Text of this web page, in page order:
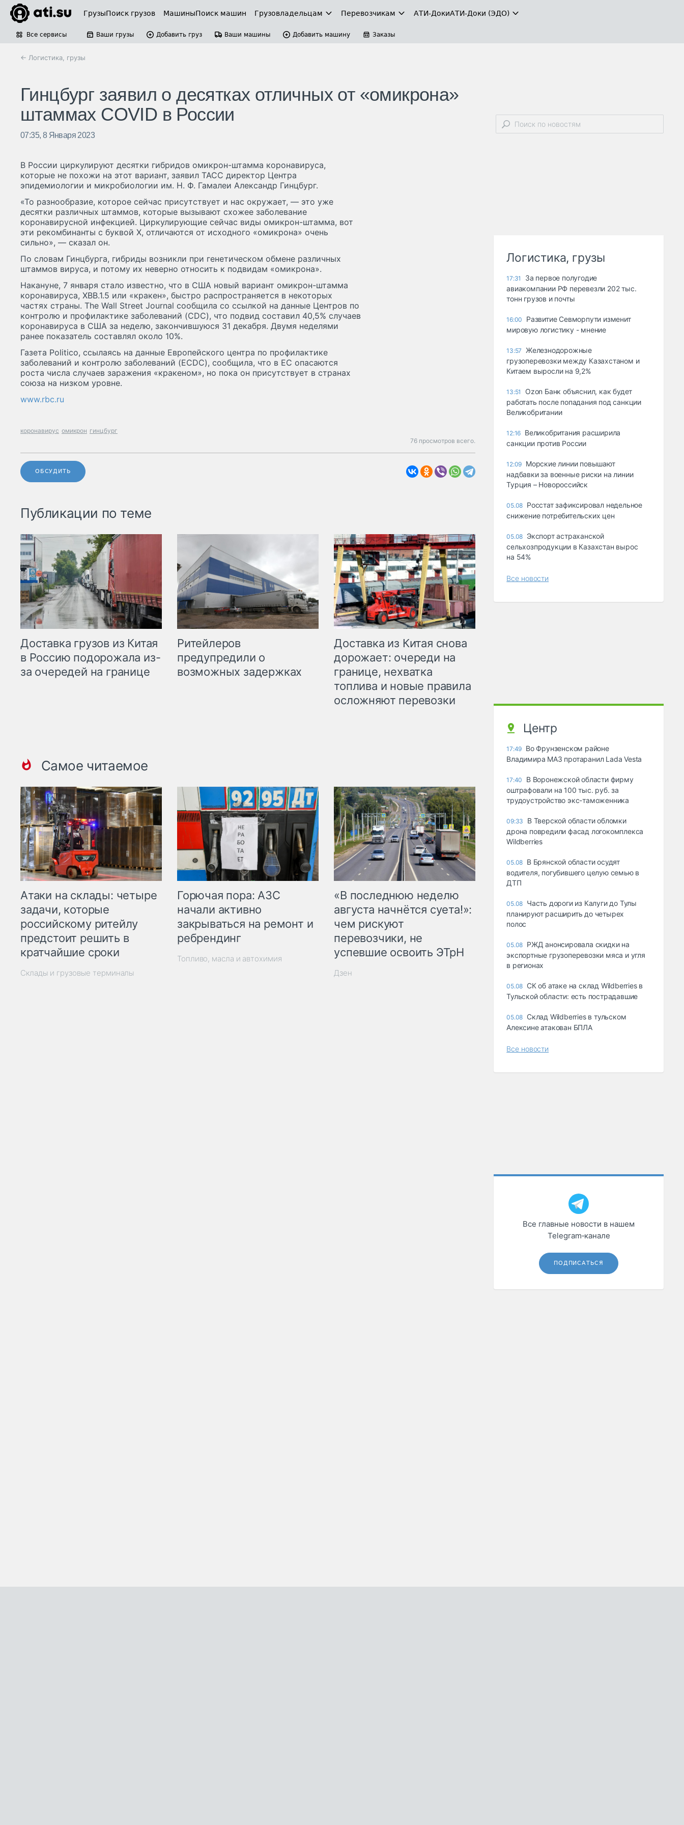
ГрузыПоиск грузов МашиныПоиск машин Грузовладельцам Перевозчикам АТИ-ДокиАТИ-Доки (ЭДО)
Все сервисы Ваши грузы Добавить груз Ваши машины Добавить машину Заказы
← Логистика, грузы
Гинцбург заявил о десятках отличных от «омикрона»
штаммах COVID в России
07:35, 8 Января 2023
В России циркулируют десятки гибридов омикрон-штамма коронавируса,
которые не похожи на этот вариант, заявил ТАСС директор Центра
эпидемиологии и микробиологии им. Н. Ф. Гамалеи Александр Гинцбург.
«То разнообразие, которое сейчас присутствует и нас окружает, — это уже
десятки различных штаммов, которые вызывают схожее заболевание
коронавирусной инфекцией. Циркулирующие сейчас виды омикрон-штамма, вот
эти рекомбинанты с буквой Х, отличаются от исходного «омикрона» очень
сильно», — сказал он.
По словам Гинцбурга, гибриды возникли при генетическом обмене различных
штаммов вируса, и потому их неверно относить к подвидам «омикрона».
Накануне, 7 января стало известно, что в США новый вариант омикрон-штамма
коронавируса, XBB.1.5 или «кракен», быстро распространяется в некоторых
частях страны. The Wall Street Journal сообщила со ссылкой на данные Центров по
контролю и профилактике заболеваний (CDC), что подвид составил 40,5% случаев
коронавируса в США за неделю, закончившуюся 31 декабря. Двумя неделями
ранее показатель составлял около 10%.
Газета Politico, ссылаясь на данные Европейского центра по профилактике
заболеваний и контролю заболеваний (ECDC), сообщила, что в ЕС опасаются
роста числа случаев заражения «кракеном», но пока он присутствует в странах
союза на низком уровне.
www.rbc.ru
коронавирус омикрон гинцбург
76 просмотров всего.
ОБСУДИТЬ
Публикации по теме
Доставка грузов из Китая
в Россию подорожала из-
за очередей на границе
Ритейлеров
предупредили о
возможных задержках
Доставка из Китая снова
дорожает: очереди на
границе, нехватка
топлива и новые правила
осложняют перевозки
Самое читаемое
Атаки на склады: четыре
задачи, которые
российскому ритейлу
предстоит решить в
кратчайшие сроки
Склады и грузовые терминалы
Горючая пора: АЗС
начали активно
закрываться на ремонт и
ребрендинг
Топливо, масла и автохимия
«В последнюю неделю
августа начнётся суета!»:
чем рискуют
перевозчики, не
успевшие освоить ЭТрН
Дзен
Логистика, грузы
17:31
За первое полугодие
авиакомпании РФ перевезли 202 тыс.
тонн грузов и почты
16:00
Развитие Севморпути изменит
мировую логистику - мнение
13:57
Железнодорожные
грузоперевозки между Казахстаном и
Китаем выросли на 9,2%
13:51
Ozon Банк объяснил, как будет
работать после попадания под санкции
Великобритании
12:16 Великобритания расширила
санкции против России
12:09 Морские линии повышают
надбавки за военные риски на линии
Турция – Новороссийск
05.08 Росстат зафиксировал недельное
снижение потребительских цен
05.08 Экспорт астраханской
сельхозпродукции в Казахстан вырос
на 54%
Все новости
Центр
17:49 Во Фрунзенском районе
Владимира МАЗ протаранил Lada Vesta
17:40
В Воронежской области фирму
оштрафовали на 100 тыс. руб. за
трудоустройство экс-таможенника
09:33
В Тверской области обломки
дрона повредили фасад логокомплекса
Wildberries
05.08 В Брянской области осудят
водителя, погубившего целую семью в
ДТП
05.08 Часть дороги из Калуги до Тулы
планируют расширить до четырех
полос
05.08 РЖД анонсировала скидки на
экспортные грузоперевозки мяса и угля
в регионах
05.08 СК об атаке на склад Wildberries в
Тульской области: есть пострадавшие
05.08 Склад Wildberries в тульском
Алексине атакован БПЛА
Все новости
Все главные новости в нашем
Telegram‑канале
ПОДПИСАТЬСЯ